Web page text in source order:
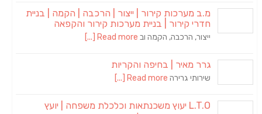
מ.ב מערכות קירור | ייצור | הרכבה | הקמה | בניית
חדרי קירור | בניית מערכות קירור והקפאה
ייצור, הרכבה, הקמה וב Read more [...]
גרר מאיר | בחיפה והקריות
שירותי גרירה Read more [...]
L.T.O יעוץ משכנתאות וכלכלת משפחה | יועץ